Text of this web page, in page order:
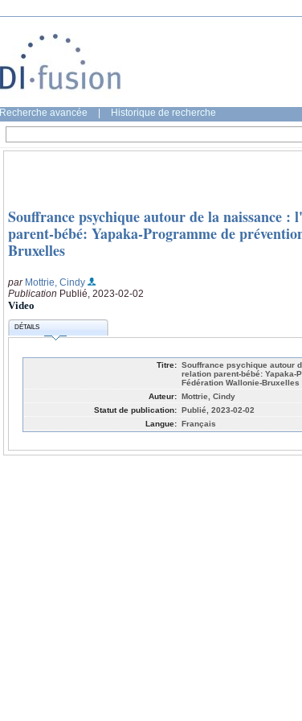
Recherche avancée Historique de recherche
Souffrance psychique autour de la naissance :
parent-bébé: Yapaka-Programme de
Bruxelles
par Mottrie, Cindy
Publication Publié, 2023-02-02
Video
DÉTAILS
Titre: Souffrance psychique autour
relation parent-bébé: Yapaka-
Fédération Wallonie-Bruxelles
Auteur: Mottrie, Cindy
Statut de publication: Publié, 2023-02-02
Langue: Français